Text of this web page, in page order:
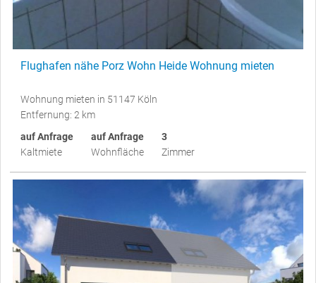
Flughafen nähe Porz Wohn Heide Wohnung mieten
Wohnung mieten in 51147 Köln
Entfernung: 2 km
auf Anfrage
Kaltmiete
auf Anfrage
Wohnfläche
3
Zimmer